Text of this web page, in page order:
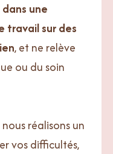
une
travail sur des
, et ne relève
ou du soin
réalisons un
vos difficultés,